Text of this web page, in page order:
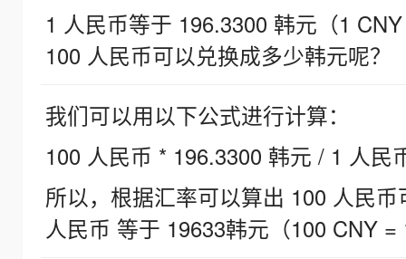
1 人民币等于 196.3300 韩元（1
100 人民币可以兑换成多少韩元呢？
我们可以用以下公式进行计算：
100 人民币 * 196.3300 韩元 / 1 人民
所以，根据汇率可以算出 100 人民
人民币 等于 19633韩元（100 CNY =